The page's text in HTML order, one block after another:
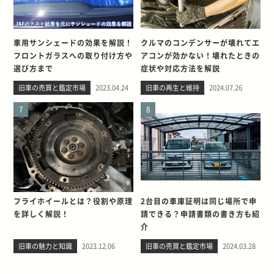
車用サンシェードの効果を解説！
フロントガラスへの取り付け方や
選び方まで
旧車の売買と鑑定市場 2023.04.24
クルマのコンデンサーが壊れてエ
アコンが効かない！壊れたときの
症状や対応方法を解説
旧車の再生と維持 2024.07.26
7
フライホイールとは？役割や原理
を詳しく解説！
旧車の魅力と知識 2023.12.06
8
2台目の車庫証明は同じ場所で申
請できる？申請書類の書き方も紹
介
旧車の売買と鑑定市場 2024.03.28